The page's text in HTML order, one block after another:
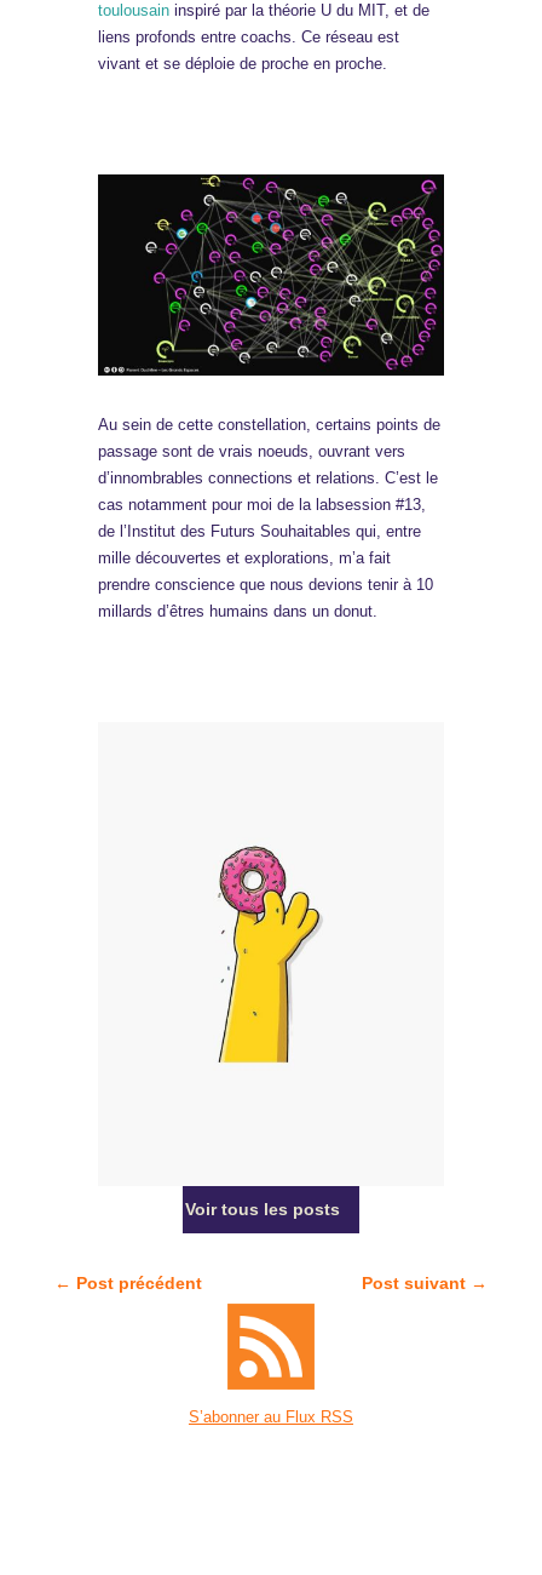
toulousain inspiré par la théorie U du MIT, et de
liens profonds entre coachs. Ce réseau est
vivant et se déploie de proche en proche.
Au sein de cette constellation, certains points de
passage sont de vrais noeuds, ouvrant vers
d’innombrables connections et relations. C’est le
cas notamment pour moi de la labsession #13,
de l’Institut des Futurs Souhaitables qui, entre
mille découvertes et explorations, m’a fait
prendre conscience que nous devions tenir à 10
millards d’êtres humains dans un donut.
Voir tous les posts
← Post précédent Post suivant →
S’abonner au Flux RSS